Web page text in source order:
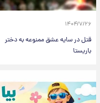
۱۴۰۴/۷/۲۶
قتل در سایه عشق ممنوعه به دختر
باریستا